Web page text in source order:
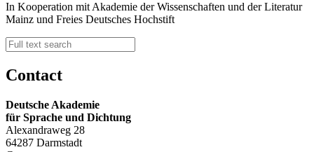
In Kooperation mit Akademie der Wissenschaften und der Literatur
Mainz und Freies Deutsches Hochstift
Contact
Deutsche Akademie
für Sprache und Dichtung
Alexandraweg 28
64287 Darmstadt